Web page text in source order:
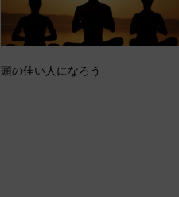
頭の佳い人になろう